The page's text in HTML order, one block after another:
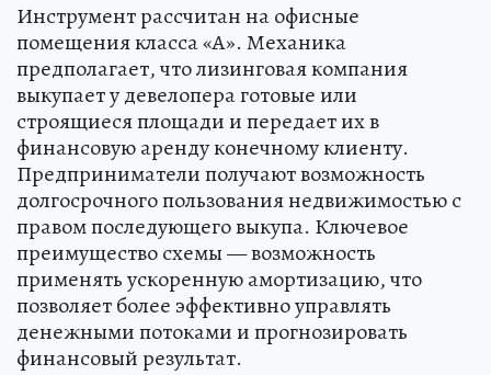
Инструмент рассчитан на офисные
помещения класса «А». Механика
предполагает, что лизинговая компания
выкупает у девелопера готовые или
строящиеся площади и передает их в
финансовую аренду конечному клиенту.
Предприниматели получают возможность
долгосрочного пользования недвижимостью с
правом последующего выкупа. Ключевое
преимущество схемы — возможность
применять ускоренную амортизацию, что
позволяет более эффективно управлять
денежными потоками и прогнозировать
финансовый результат.